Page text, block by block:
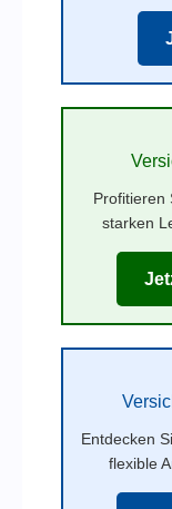
Profitieren
starken
Entdecken
flexible